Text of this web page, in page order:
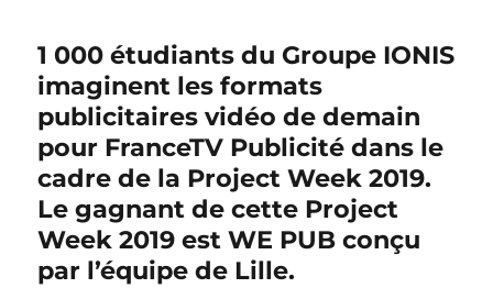
1 000 étudiants du Groupe IONIS
imaginent les formats
publicitaires vidéo de demain
pour FranceTV Publicité dans le
cadre de la Project Week 2019.
Le gagnant de cette Project
Week 2019 est WE PUB conçu
par l’équipe de Lille.